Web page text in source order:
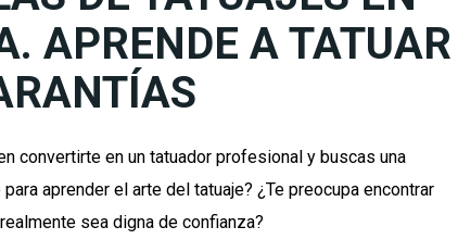
APRENDE A TATUAR
convertirte en un tatuador profesional y buscas una
aprender el arte del tatuaje? ¿Te preocupa encontrar
sea digna de confianza?